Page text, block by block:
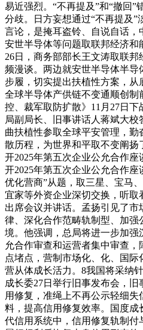
易近强烈。“不再提及”和“撤回”
分歧。日方妄想通过“不再提及
言论，是掩耳盗铃、自说自话
安世半导体等问题取联邦经济和
26日，商务部部长王文涛取联
频漫谈。两边就安世半导体半
步履，切实提出扶植性方案，从
全球半导体产供链不变通顺创制
控、裁军取防扩散》11月27日
局副局长、旧事讲话人蒋斌大
曲扶植性参取全球平安管理，
散历程，为世界和平取不变阐
开2025年第五次企业公允合作座
开2025年第五次企业公允合作座
优化营商”从题，取三星、宝马
宜家等外资企业深切交换，听
出席会议并讲话。孟扬引见了
律、深化合作范畴轨制型、加
境。他强调，总局将进一步加
允合作审查和运营者集中审查
点堵点，营制市场化、化、国
营从体成长活力。8我国将采纳
成长委27日举行旧事发布会，
用修复，准绳上不再公示轻细
料，提高信用修复效率。国度
代信用系统中，信用修复轨制付